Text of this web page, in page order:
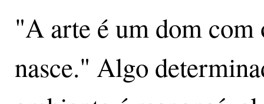
"A arte é um dom com
nasce." Algo